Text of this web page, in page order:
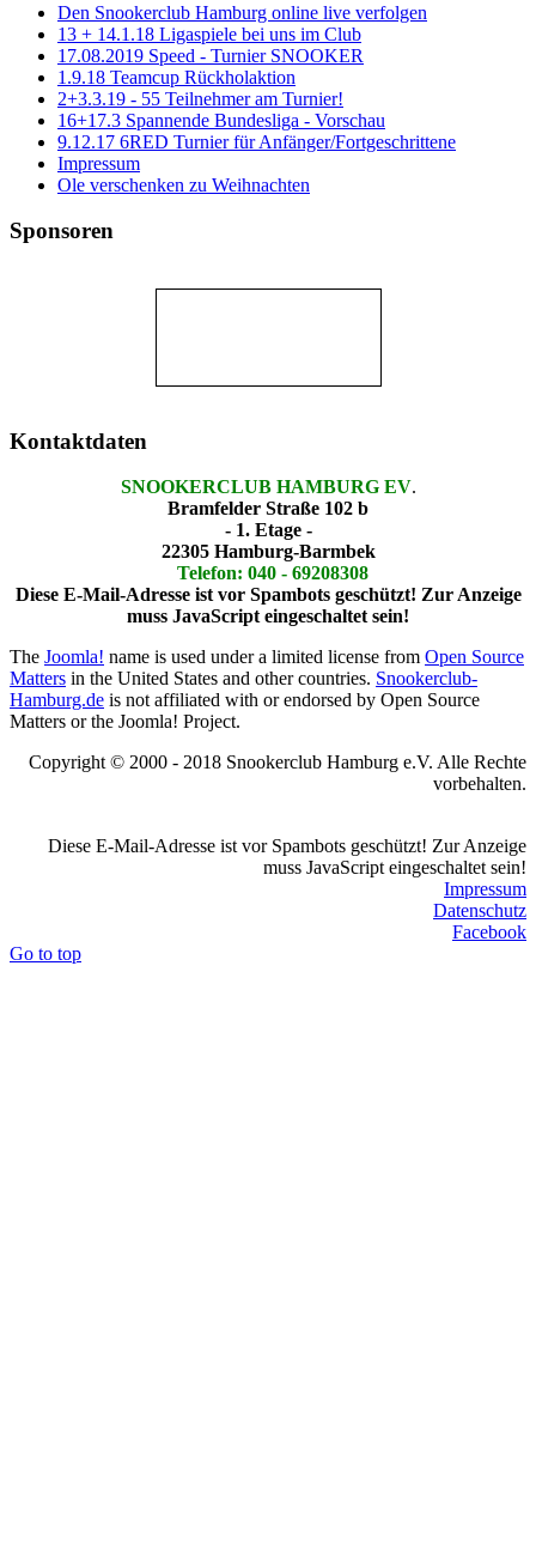
Den Snookerclub Hamburg online live verfolgen
13 + 14.1.18 Ligaspiele bei uns im Club
17.08.2019 Speed - Turnier SNOOKER
1.9.18 Teamcup Rückholaktion
2+3.3.19 - 55 Teilnehmer am Turnier!
16+17.3 Spannende Bundesliga - Vorschau
9.12.17 6RED Turnier für Anfänger/Fortgeschrittene
Impressum
Ole verschenken zu Weihnachten
Sponsoren
Kontaktdaten
SNOOKERCLUB HAMBURG EV.
Bramfelder Straße 102 b
- 1. Etage -
22305 Hamburg-Barmbek
Telefon: 040 - 69208308
Diese E-Mail-Adresse ist vor Spambots geschützt! Zur Anzeige
muss JavaScript eingeschaltet sein!
The Joomla! name is used under a limited license from Open Source
Matters in the United States and other countries. Snookerclub-
Hamburg.de is not affiliated with or endorsed by Open Source
Matters or the Joomla! Project.
Copyright © 2000 - 2018 Snookerclub Hamburg e.V. Alle Rechte
vorbehalten.
Diese E-Mail-Adresse ist vor Spambots geschützt! Zur Anzeige
muss JavaScript eingeschaltet sein!
Impressum
Datenschutz
Facebook
Go to top